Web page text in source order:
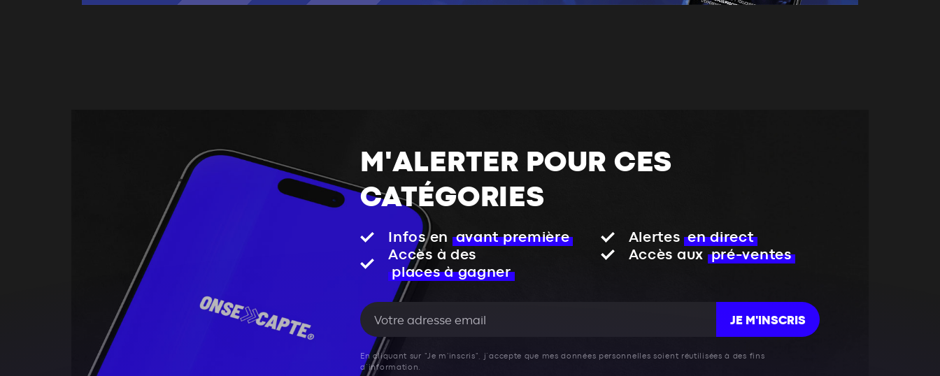
M'ALERTER POUR CES
CATÉGORIES
Infos en avant première Alertes en direct
Accès à des
places à gagner
Accès aux pré-ventes
JE M'INSCRIS
En cliquant sur "Je m'inscris", j’accepte que mes données personnelles soient réutilisées à des fins
d’information.